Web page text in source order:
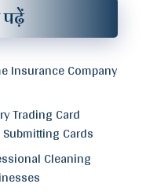
Insurance Company
Trading Card
Cards
Cleaning